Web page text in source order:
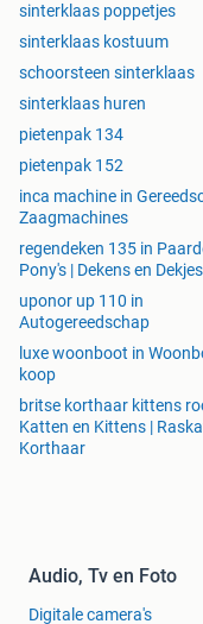
sinterklaas poppetjes
sinterklaas kostuum
schoorsteen sinterklaas
sinterklaas huren
pietenpak 134
pietenpak 152
inca machine in
Zaagmachines
regendeken 135 in
Pony's | Dekens en Dekjes
uponor up 110 in
Autogereedschap
luxe woonboot in
koop
britse korthaar kittens
Katten en Kittens |
Korthaar
Audio, Tv en Foto
Digitale camera's